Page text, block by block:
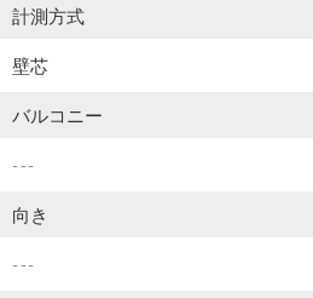
計測方式
壁芯
バルコニー
---
向き
---